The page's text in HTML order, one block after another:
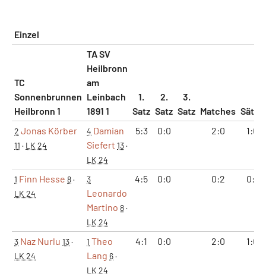
Einzel
TC
Sonnenbrunnen
Heilbronn 1
TA SV
Heilbronn
am
Leinbach
1891 1
1.
Satz
2.
Satz
3.
Satz Matches Sätze
2 Jonas Körber
11 · LK 24
4 Damian
Siefert 13·
LK 24
5:3 0:0 2:0 1:0
1 Finn Hesse 8·
LK 24
3
Leonardo
Martino 8·
LK 24
4:5 0:0 0:2 0:1
3 Naz Nurlu 13·
LK 24
1 Theo
Lang 6·
LK 24
4:1 0:0 2:0 1:0